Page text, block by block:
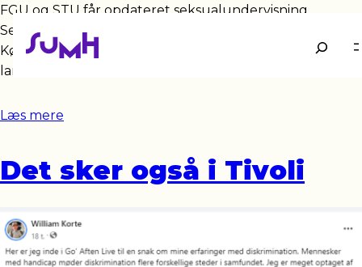
Søg
FGU og STU får opdateret seksualundervisning
Seksualundervisningen på FGU og STU skal opdateres.
Køn, seksualitet og grænser skal på skoleskemaet på
landets STU’er og FGU’er, så de unge bliver støttet…
Læs mere
Det sker også i Tivoli